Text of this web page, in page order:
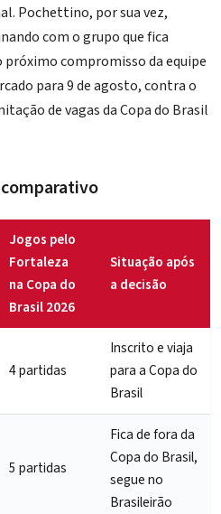
Pochettino, por sua vez,
com o grupo que fica
compromisso da equipe
para 9 de agosto, contra o
de vagas da Copa do Brasil
Jogos pelo
Fortaleza
na Copa do
Brasil 2026
Situação após
a decisão
4 partidas
Inscrito e viaja
para a Copa do
Brasil
5 partidas
Fica de fora da
Copa do Brasil,
segue no
Brasileirão